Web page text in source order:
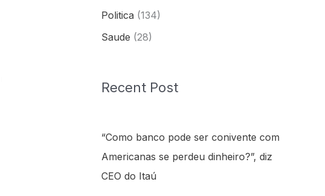
Politica (134)
Saude (28)
Recent Post
“Como banco pode ser conivente com
Americanas se perdeu dinheiro?”, diz
CEO do Itaú